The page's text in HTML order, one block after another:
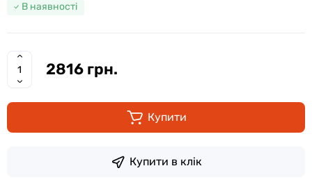
В наявності
2816 грн.
Купити
Купити в клік